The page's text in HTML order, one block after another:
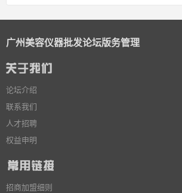
广州美容仪器批发论坛版务管理
论坛介绍
联系我们
人才招聘
权益申明
招商加盟细则